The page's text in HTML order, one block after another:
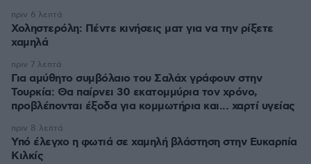
Χοληστερόλη: Πέντε κινήσεις ματ για να την ρίξετε
χαμηλά
πριν 6 λεπτά
Για αμύθητο συμβόλαιο του Σαλάχ γράφουν στην
Τουρκία: Θα παίρνει 30 εκατομμύρια τον χρόνο,
προβλέπονται έξοδα για κομμωτήρια και... χαρτί υγείας
πριν 7 λεπτά
Υπό έλεγχο η φωτιά σε χαμηλή βλάστηση στην Ευκαρπία
Κιλκίς
πριν 8 λεπτά